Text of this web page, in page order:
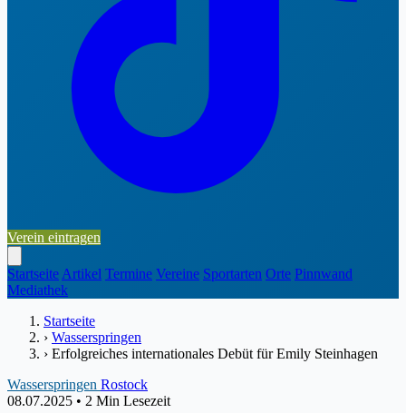
Verein eintragen
Startseite Artikel Termine Vereine Sportarten Orte Pinnwand
Mediathek
Startseite
› Wasserspringen
› Erfolgreiches internationales Debüt für Emily Steinhagen
Wasserspringen Rostock
08.07.2025 • 2 Min Lesezeit